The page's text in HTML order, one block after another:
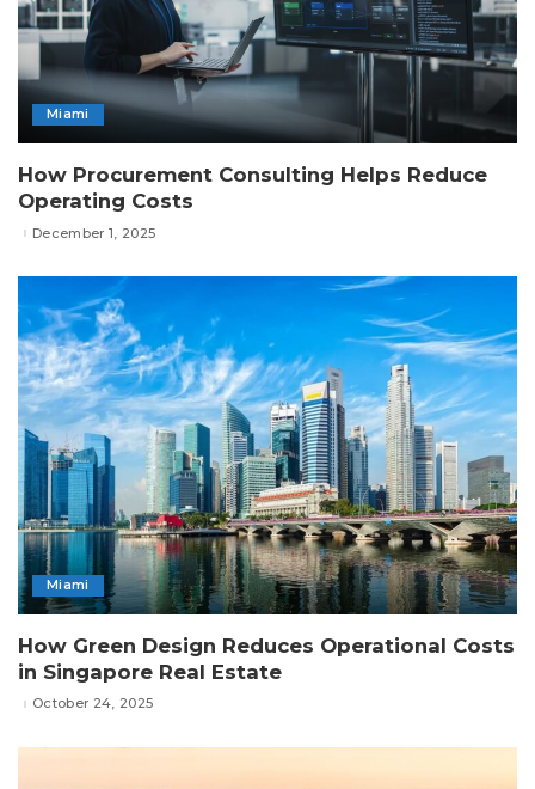
Miami
How Procurement Consulting Helps Reduce
Operating Costs
December 1, 2025
Miami
How Green Design Reduces Operational Costs
in Singapore Real Estate
October 24, 2025